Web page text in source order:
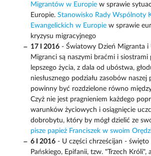
Migrantów w Europiew sprawie
Europie. Stanowisko Rady Wspólnoty
Ewangelickich w Europiew sprawie
kryzysu migracyjnego
17 I 2016- Światowy Dzień Migranta i
Migranci są naszymi braćmi i siostrami
lepszego życia, z dala od ubóstwa,
niesłusznego podziału zasobów naszej
powinny być rozdzielone równo
Czyż nie jest pragnieniem każdego
warunków życiowych i osiągnięcie
dobrobytu, który by mógł dzielić ze
pisze papież Franciszek w swoim
6 I 2016- U części chrześcijan - święto
Pańskiego, Epifanii, tzw. "Trzech Króli",